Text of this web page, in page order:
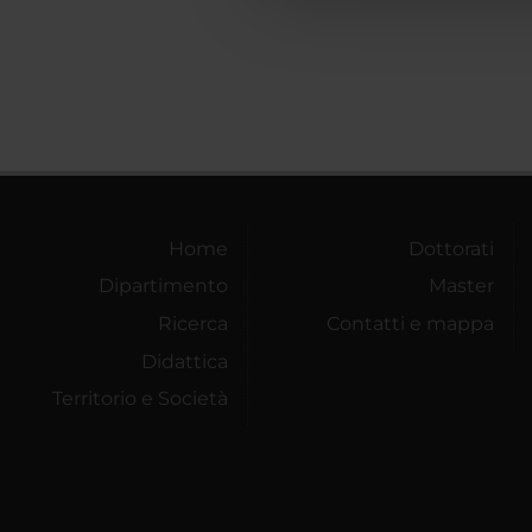
Home
Dipartimento
Ricerca
Didattica
Territorio e Società
Dottorati
Master
Contatti e mappa